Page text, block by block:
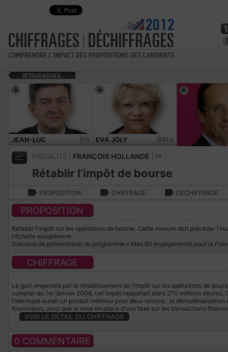
JEAN-LUC
MÉLENCHON
|FG EVA JOLY |EELV
FISCALITÉ FRANÇOIS HOLLANDE PS
Rétablir l’impôt de bourse
PROPOSITION CHIFFRAGE DÉCHIFFRAGE
PROPOSITION
Rétablir l'impôt sur les opérations de bourse. Cette mesure doit précéder
l'échelle européenne.
Discours de présentation du programme « Mes 60 engagements pour la
CHIFFRAGE
Le gain engendré par le rétablissement de l’impôt sur les opérations de
compter du 1er janvier 2008, cet impôt rapportait alors 270 millions
l’identique aurait un produit inférieur pour deux raisons : la
financières, ainsi que la mise en place d’une taxe sur les transactions
VOIR LE DÉTAIL DU CHIFFRAGE
0 COMMENTAIRE